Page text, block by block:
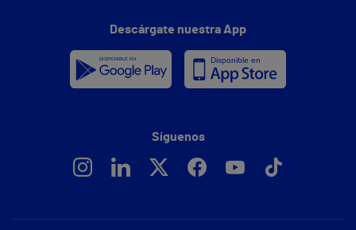
Descárgate nuestra App
Síguenos